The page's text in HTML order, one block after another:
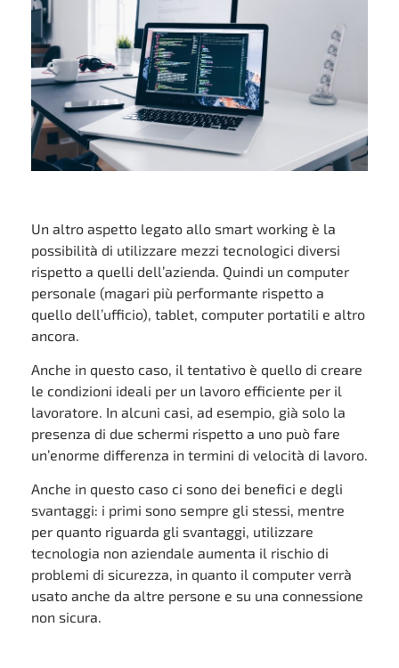
Un altro aspetto legato allo smart working è la
possibilità di utilizzare mezzi tecnologici diversi
rispetto a quelli dell’azienda. Quindi un computer
personale (magari più performante rispetto a
quello dell’ufficio), tablet, computer portatili e altro
ancora.
Anche in questo caso, il tentativo è quello di creare
le condizioni ideali per un lavoro efficiente per il
lavoratore. In alcuni casi, ad esempio, già solo la
presenza di due schermi rispetto a uno può fare
un’enorme differenza in termini di velocità di lavoro.
Anche in questo caso ci sono dei benefici e degli
svantaggi: i primi sono sempre gli stessi, mentre
per quanto riguarda gli svantaggi, utilizzare
tecnologia non aziendale aumenta il rischio di
problemi di sicurezza, in quanto il computer verrà
usato anche da altre persone e su una connessione
non sicura.